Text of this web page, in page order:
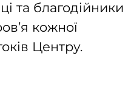
та благодійники
кожної
Центру.